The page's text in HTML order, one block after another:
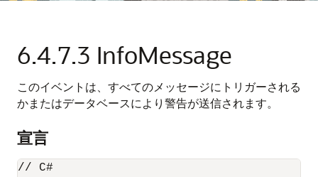
6.4.7.3 InfoMessage
このイベントは、すべてのメッセージにトリガーされる
かまたはデータベースにより警告が送信されます。
宣言
// C#